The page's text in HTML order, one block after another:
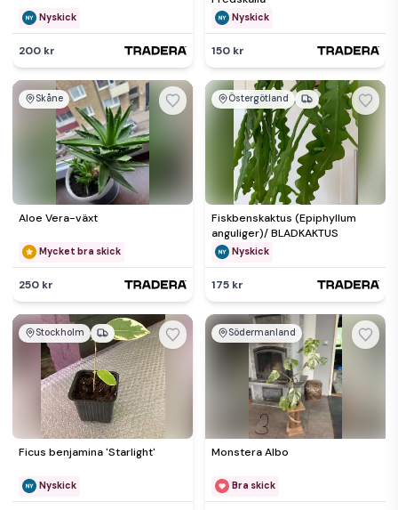
Nyskick
200 kr
Nyskick
150 kr
Skåne
Aloe Vera-växt
Mycket bra skick
250 kr
Östergötland
Fiskbenskaktus (Epiphyllum
anguliger)/ BLADKAKTUS
Nyskick
175 kr
Stockholm
Ficus benjamina 'Starlight'
Nyskick
Södermanland
Monstera Albo
Bra skick